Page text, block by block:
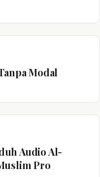
Modal
Audio Al-
Pro